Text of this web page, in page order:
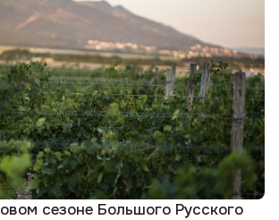
связанные с конкретным местом.
сезоне Большого Русского